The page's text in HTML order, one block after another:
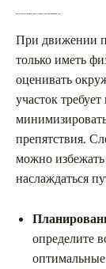
Как безопасно пройти через сложные участки Саянских гор
При движении
только иметь
оценивать
участок
препятствия.
можно
наслаждаться
определите